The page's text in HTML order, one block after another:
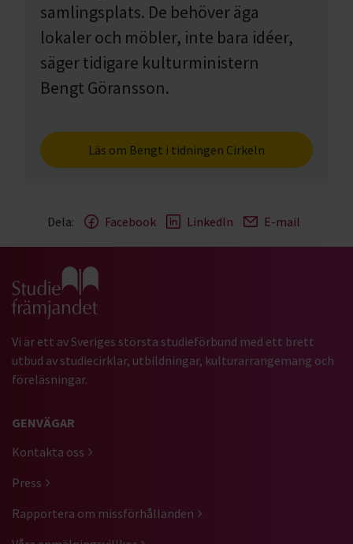
samlingsplats. De behöver äga
lokaler och möbler, inte bara idéer,
säger tidigare kulturministern
Bengt Göransson.
Läs om Bengt i tidningen Cirkeln
Dela: Facebook LinkedIn E-mail
Gå till studiefrämjandets startsida
Vi är ett av Sveriges största studieförbund med ett brett
utbud av studiecirklar, utbildningar, kulturarrangemang och
föreläsningar.
GENVÄGAR
Kontakta oss
Press
Rapportera om missförhållanden